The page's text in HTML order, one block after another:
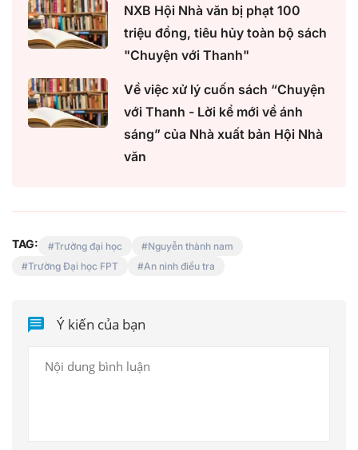
NXB Hội Nhà văn bị phạt 100
triệu đồng, tiêu hủy toàn bộ sách
"Chuyện với Thanh"
Về việc xử lý cuốn sách “Chuyện
với Thanh - Lời kể mới về ánh
sáng” của Nhà xuất bản Hội Nhà
văn
TAG: Trường đại học
Nguyễn thành nam
Trường Đại học FPT
An ninh điều tra
Ý kiến của bạn